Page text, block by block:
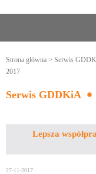
Strona główna > Serwis
2017
Serwis GDDKiA
Lepsza
27-11-2017